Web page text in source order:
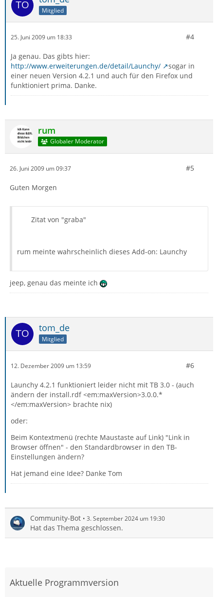
Mitglied
25. Juni 2009 um 18:33 #4
Ja genau. Das gibts hier:
http://www.erweiterungen.de/detail/Launchy/
sogar in
einer neuen Version 4.2.1 und auch für den Firefox und
funktioniert prima. Danke.
rum
Globaler Moderator
26. Juni 2009 um 09:37 #5
Guten Morgen
Zitat von "graba"
rum meinte wahrscheinlich dieses Add-on: Launchy
jeep, genau das meinte ich
tom_de
Mitglied
12. Dezember 2009 um 13:59 #6
Launchy 4.2.1 funktioniert leider nicht mit TB 3.0 - (auch
ändern der install.rdf <em:maxVersion>3.0.0.*
</em:maxVersion> brachte nix)
oder:
Beim Kontextmenü (rechte Maustaste auf Link) "Link in
Browser öffnen" - den Standardbrowser in den TB-
Einstellungen ändern?
Hat jemand eine Idee? Danke Tom
Community-Bot 3. September 2024 um 19:30
Hat das Thema geschlossen.
Aktuelle Programmversion